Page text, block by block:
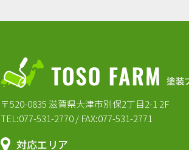
〒520-0835 滋賀県大津市別保2丁目2-1 2F
TEL:077-531-2770 / FAX:077-531-2771
対応エリア